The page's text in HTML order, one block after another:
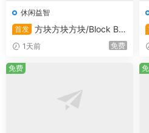
DirectX版本：
存储空间：
需要4 GB可用
休闲益智
首发 方块方块方块/Block Blo
ck Block
1天前 免费
免费